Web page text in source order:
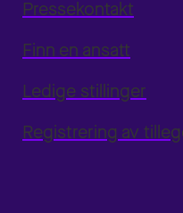
Pressekontakt
Finn en ansatt
Ledige stillinger
Registrering av